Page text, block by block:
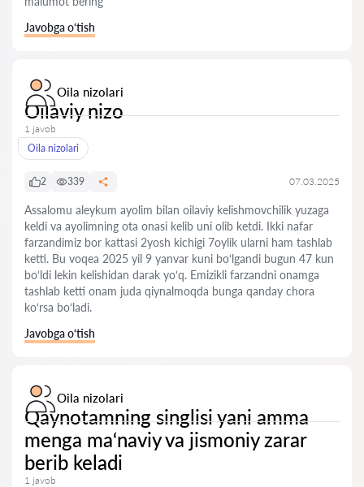
Javobga o‘tish
Oila nizolari
Oilaviy nizo
1 javob
Oila nizolari
2 339 07.03.2025
Assalomu aleykum ayolim bilan oilaviy kelishmovchilik yuzaga
keldi va ayolimning ota onasi kelib uni olib ketdi. Ikki nafar
farzandimiz bor kattasi 2yosh kichigi 7oylik ularni ham tashlab
ketti. Bu voqea 2025 yil 9 yanvar kuni bo‘lgandi bugun 47 kun
bo‘ldi lekin kelishidan darak yo‘q. Emizikli farzandni onamga
tashlab ketti onam juda qiynalmoqda bunga qanday chora
ko‘rsa bo‘ladi.
Javobga o‘tish
Oila nizolari
Qaynotamning singlisi yani amma
menga ma‘naviy va jismoniy zarar
berib keladi
1 javob